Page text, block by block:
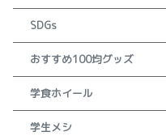
SDGs
おすすめ100均グッズ
学食ホイール
学生メシ